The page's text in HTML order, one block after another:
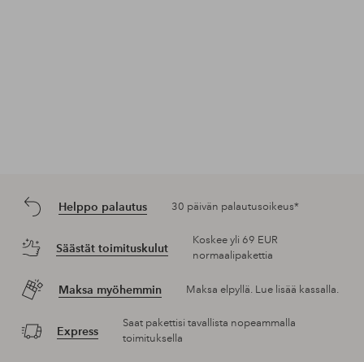
Helppo palautus 30 päivän palautusoikeus*
Säästät toimituskulut
Koskee yli 69 EUR
normaalipakettia
Maksa myöhemmin Maksa elpyllä. Lue lisää kassalla.
Express
Saat pakettisi tavallista nopeammalla
toimituksella